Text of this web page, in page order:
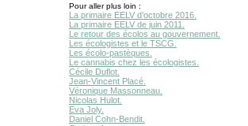
Pour aller plus loin :
La primaire EELV d’octobre 2016.
La primaire EELV de juin 2011.
Le retour des écolos au gouvernement.
Les écologistes et le TSCG.
Les écolo-pastèques.
Le cannabis chez les écologistes.
Cécile Duflot.
Jean-Vincent Placé.
Véronique Massonneau.
Nicolas Hulot.
Eva Joly.
Daniel Cohn-Bendit.